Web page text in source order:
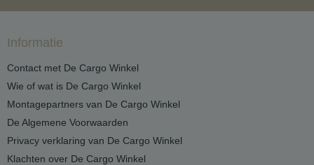
Informatie
Contact met De Cargo Winkel
Wie of wat is De Cargo Winkel
Montagepartners van De Cargo Winkel
De Algemene Voorwaarden
Privacy verklaring van De Cargo Winkel
Klachten over De Cargo Winkel